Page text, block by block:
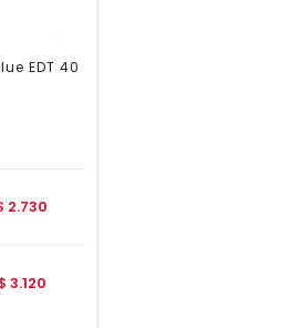
EDT 40
2.730
$ 3.120